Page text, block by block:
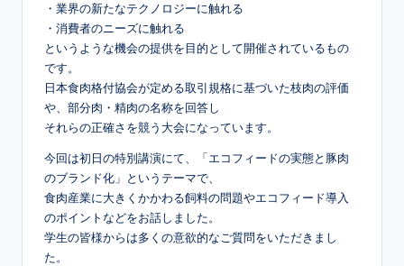
・業界の新たなテクノロジーに触れる
・消費者のニーズに触れる
というような機会の提供を目的として開催されているもの
です。
日本食肉格付協会が定める取引規格に基づいた枝肉の評価
や、部分肉・精肉の名称を回答し
それらの正確さを競う大会になっています。
今回は初日の特別講演にて、「エコフィードの実態と豚肉
のブランド化」というテーマで、
食肉産業に大きくかかわる飼料の問題やエコフィード導入
のポイントなどをお話しました。
学生の皆様からは多くの意欲的なご質問をいただきまし
た。